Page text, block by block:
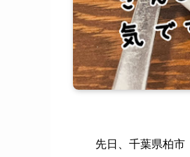
先日、千葉県柏市